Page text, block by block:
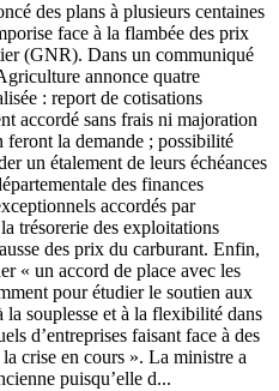
des plans à plusieurs centaines
face à la flambée des prix
(GNR). Dans un communiqué
annonce quatre
: report de cotisations
accordé sans frais ni majoration
la demande ; possibilité
un étalement de leurs échéances
des finances
accordés par
trésorerie des exploitations
des prix du carburant. Enfin,
« un accord de place avec les
pour étudier le soutien aux
souplesse et à la flexibilité dans
d’entreprises faisant face à des
crise en cours ». La ministre a
puisqu’elle d...